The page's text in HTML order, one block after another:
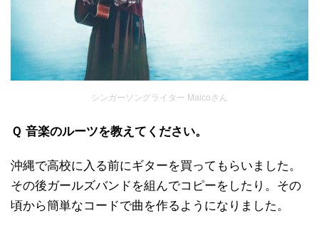
シンガーソングライター Maicoさん
Ｑ 音楽のルーツを教えてください。
沖縄で高校に入る前にギターを買ってもらいました。
その後ガールズバンドを組んでコピーをしたり。その
頃から簡単なコードで曲を作るようになりました。